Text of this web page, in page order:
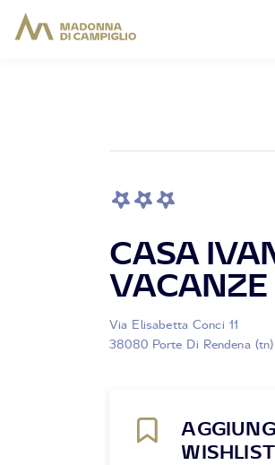
CASA
VACANZE
Via Elisabetta Conci 11
38080 Porte Di Rendena
WISHLIST